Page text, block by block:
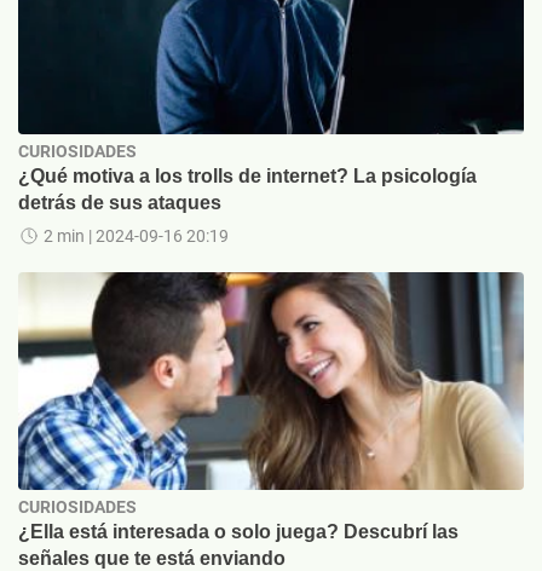
CURIOSIDADES
¿Qué motiva a los trolls de internet? La psicología
detrás de sus ataques
2 min | 2024-09-16 20:19
CURIOSIDADES
¿Ella está interesada o solo juega? Descubrí las
señales que te está enviando